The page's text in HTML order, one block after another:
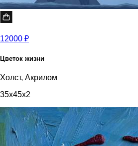
12000 ₽
Цветок жизни
Холст, Акрилом
35x45x2